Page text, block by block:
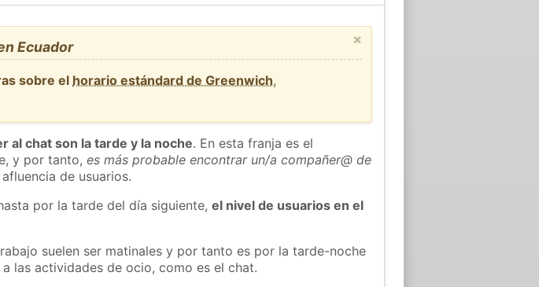
×
Ecuador
sobre el horario estándard de Greenwich,
al chat son la tarde y la noche. En esta franja es el
y por tanto,es más probable encontrar un/a compañer@ de
de usuarios.
por la tarde del día siguiente,el nivel de usuarios en el
suelen ser matinales y por tanto es por la tarde-noche
las actividades de ocio, como es el chat.